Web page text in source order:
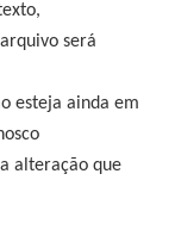
será
esteja ainda em
alteração que